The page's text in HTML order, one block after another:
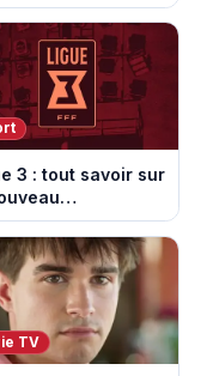
sélection pour
soirée télé
3 : tout savoir sur
qui
au National
TV